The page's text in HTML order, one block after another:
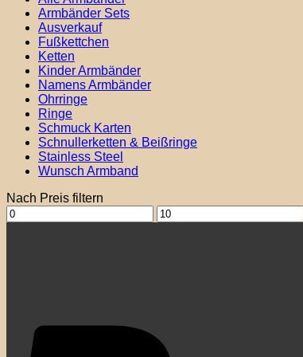
Armbänder Sets
Ausverkauf
Fußkettchen
Ketten
Kinder Armbänder
Namens Armbänder
Ohrringe
Ringe
Schmuck Karten
Schnullerketten & Beißringe
Stainless Steel
Wunsch Armband
Nach Preis filtern
Min.
Preis
Max.
Preis